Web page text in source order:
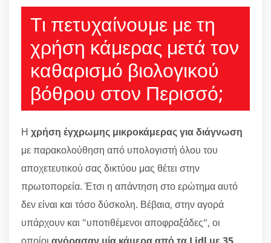
Τι πετυχαίνουμε με τη
χρήση κάμερας μετά τον
καθαρισμό βιολογικού
βόθρου στον Περισσό;
Η χρήση έγχρωμης μικροκάμερας για διάγνωση
με παρακολούθηση από υπολογιστή όλου του
αποχετευτικού σας δικτύου μας θέτει στην
πρωτοπορεία. Έτσι η απάντηση στο ερώτημα αυτό
δεν είναι και τόσο δύσκολη. Βέβαια, στην αγορά
υπάρχουν και "υποτιθέμενοι αποφραξάδες", οι
οποίοι αγόρασαν μία κάμερα από τα Lidl με 35